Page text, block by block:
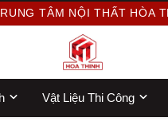
TÂM NỘI THẤT HÒA
Vật Liệu Thi Công